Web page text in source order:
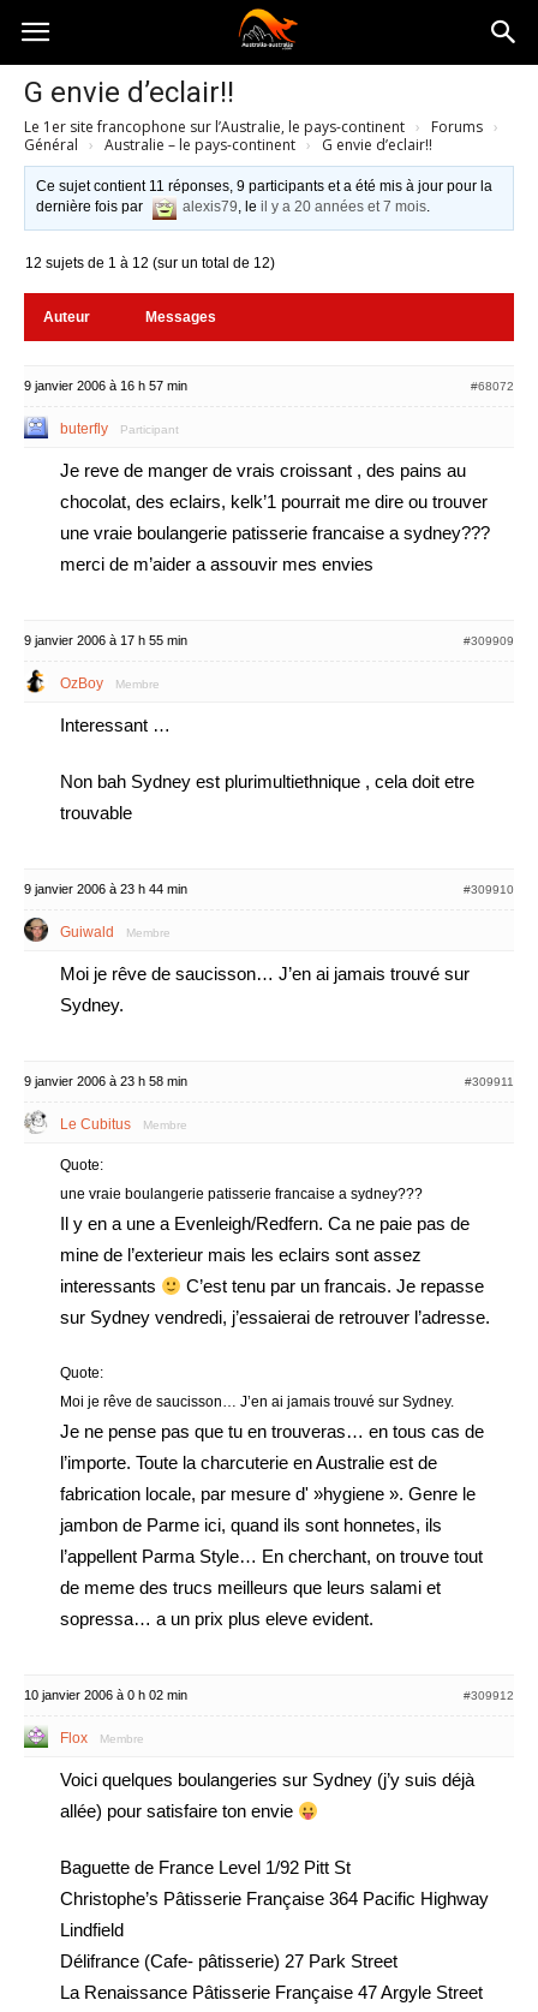
Australia-
australie.com
G envie d’eclair!!
Le 1er site francophone sur l’Australie, le pays-continent › Forums ›
Général › Australie – le pays-continent › G envie d’eclair!!
Ce sujet contient 11 réponses, 9 participants et a été mis à jour pour la
dernière fois par
alexis79, leil y a 20 années et 7 mois.
12 sujets de 1 à 12 (sur un total de 12)
Auteur Messages
9 janvier 2006 à 16 h 57 min #68072
buterfly Participant
Je reve de manger de vrais croissant , des pains au
chocolat, des eclairs, kelk’1 pourrait me dire ou trouver
une vraie boulangerie patisserie francaise a sydney???
merci de m’aider a assouvir mes envies
9 janvier 2006 à 17 h 55 min #309909
OzBoy Membre
Interessant …
Non bah Sydney est plurimultiethnique , cela doit etre
trouvable
9 janvier 2006 à 23 h 44 min #309910
Guiwald Membre
Moi je rêve de saucisson… J’en ai jamais trouvé sur
Sydney.
9 janvier 2006 à 23 h 58 min #309911
Le Cubitus Membre
Quote:
une vraie boulangerie patisserie francaise a sydney???
Il y en a une a Evenleigh/Redfern. Ca ne paie pas de
mine de l’exterieur mais les eclairs sont assez
interessants
C’est tenu par un francais. Je repasse
sur Sydney vendredi, j’essaierai de retrouver l’adresse.
Quote:
Moi je rêve de saucisson… J’en ai jamais trouvé sur Sydney.
Je ne pense pas que tu en trouveras… en tous cas de
l’importe. Toute la charcuterie en Australie est de
fabrication locale, par mesure d' »hygiene ». Genre le
jambon de Parme ici, quand ils sont honnetes, ils
l’appellent Parma Style… En cherchant, on trouve tout
de meme des trucs meilleurs que leurs salami et
sopressa… a un prix plus eleve evident.
10 janvier 2006 à 0 h 02 min #309912
Flox Membre
Voici quelques boulangeries sur Sydney (j’y suis déjà
allée) pour satisfaire ton envie
Baguette de France Level 1/92 Pitt St
Christophe’s Pâtisserie Française 364 Pacific Highway
Lindfield
Délifrance (Cafe- pâtisserie) 27 Park Street
La Renaissance Pâtisserie Française 47 Argyle Street